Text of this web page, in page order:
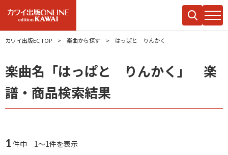
カワイ出版EC TOP 楽曲から探す はっぱと りんかく
楽曲名「はっぱと りんかく」 楽
譜・商品検索結果
1 件中 1～1件を表示